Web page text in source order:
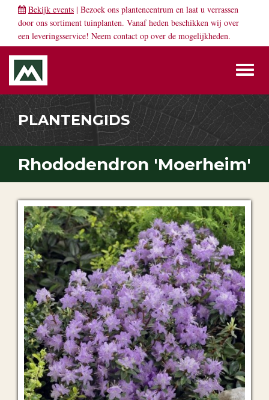
Bekijk events | Bezoek ons plantencentrum en laat u verrassen
door ons sortiment tuinplanten. Vanaf heden beschikken wij over
een leveringsservice! Neem contact op over de mogelijkheden.
PLANTENGIDS
Rhododendron 'Moerheim'